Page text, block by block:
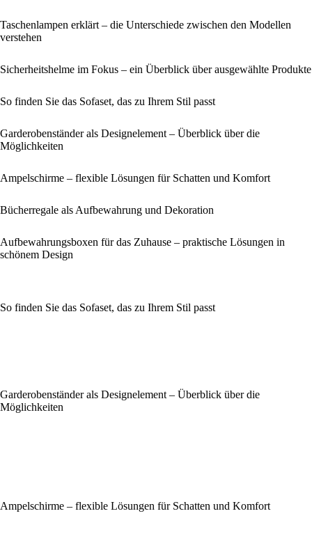
Taschenlampen erklärt – die Unterschiede zwischen den Modellen
verstehen
Sicherheitshelme im Fokus – ein Überblick über ausgewählte Produkte
So finden Sie das Sofaset, das zu Ihrem Stil passt
Garderobenständer als Designelement – Überblick über die
Möglichkeiten
Ampelschirme – flexible Lösungen für Schatten und Komfort
Bücherregale als Aufbewahrung und Dekoration
Aufbewahrungsboxen für das Zuhause – praktische Lösungen in
schönem Design
So finden Sie das Sofaset, das zu Ihrem Stil passt
Garderobenständer als Designelement – Überblick über die
Möglichkeiten
Ampelschirme – flexible Lösungen für Schatten und Komfort